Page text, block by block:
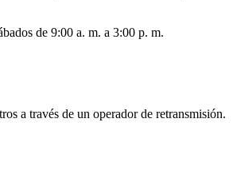
de 9:00 a. m. a 3:00 p. m.
a través de un operador de retransmisión.